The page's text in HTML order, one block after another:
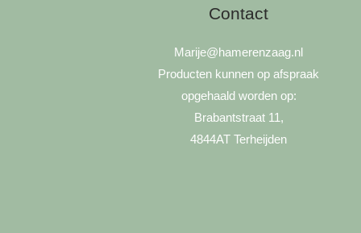
de
productpagina
Contact
Marije@hamerenzaag.nl
Producten kunnen op afspraak
opgehaald worden op:
Brabantstraat 11,
4844AT Terheijden